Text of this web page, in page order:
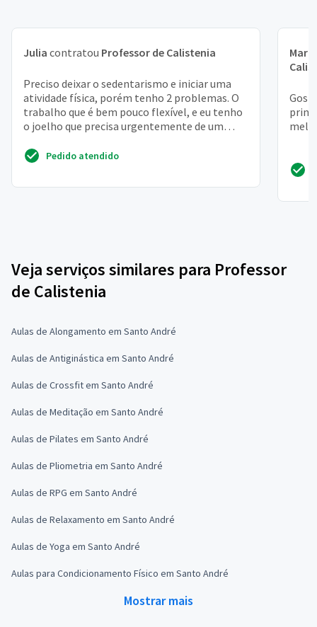
Julia contratou Professor de Calistenia
Preciso deixar o sedentarismo e iniciar uma
atividade física, porém tenho 2 problemas. O
trabalho que é bem pouco flexível, e eu tenho
o joelho que precisa urgentemente de um
Pedido atendido
Veja serviços similares para Professor
de Calistenia
Aulas de Alongamento em Santo André
Aulas de Antiginástica em Santo André
Aulas de Crossfit em Santo André
Aulas de Meditação em Santo André
Aulas de Pilates em Santo André
Aulas de Pliometria em Santo André
Aulas de RPG em Santo André
Aulas de Relaxamento em Santo André
Aulas de Yoga em Santo André
Aulas para Condicionamento Físico em Santo André
Mostrar mais